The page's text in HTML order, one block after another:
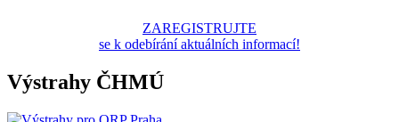
ZAREGISTRUJTE
se k odebírání aktuálních informací!
Výstrahy ČHMÚ